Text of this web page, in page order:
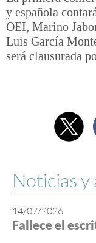
y española
OEI, Marino
Luis García
será clausurada
Noticias
14/07/2026
Fallece el